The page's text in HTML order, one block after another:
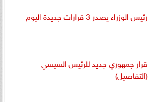
رئيس الوزراء يصدر 3 قرارات جديدة اليوم
قرار جمهوري جديد للرئيس السيسي
(التفاصيل)